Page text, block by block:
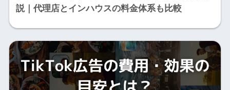
説｜代理店とインハウスの料金体系も比較